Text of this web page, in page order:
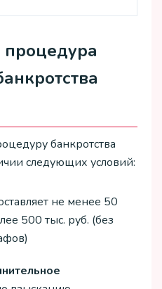
банкротства
следующих условий:
не менее 50
500 тыс. руб. (без